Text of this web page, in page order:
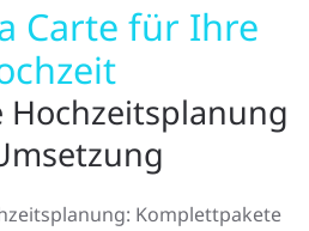
Carte für Ihre
Hochzeitsplanung
Komplettpakete